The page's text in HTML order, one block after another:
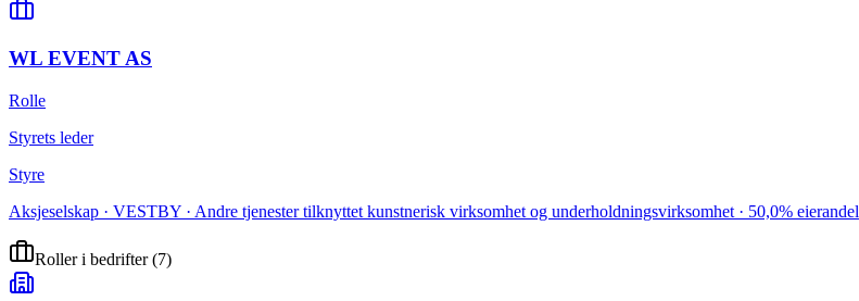
WL EVENT AS
Rolle
Styrets leder
Styre
Aksjeselskap · VESTBY · Andre tjenester tilknyttet kunstnerisk virksomhet og underholdningsvirksomhet · 50,0% eierandel
Roller i bedrifter(7)